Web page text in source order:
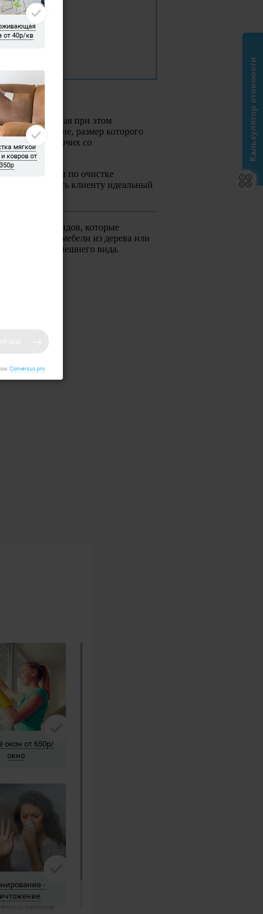
обеспечивая при этом
покрытие, размер которого
рабочих со
все операции по очистке
предоставлять клиенту идеальный
брендов, которые
мебели из дерева или
внешнего вида.
Калькулятор стоимости